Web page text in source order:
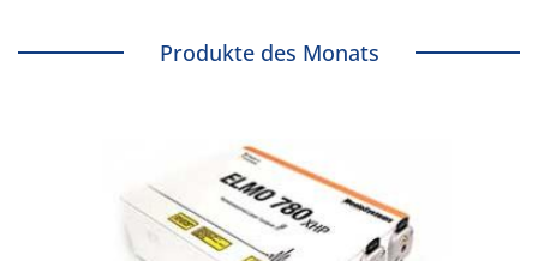
Produkte des Monats